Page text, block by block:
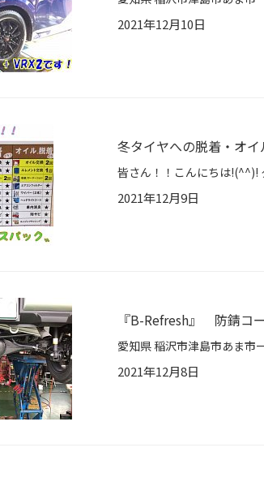
2021年12月10日
冬タイヤへの脱着・オイ
2021年12月9日
『B-Refresh』 防錆コ
2021年12月8日